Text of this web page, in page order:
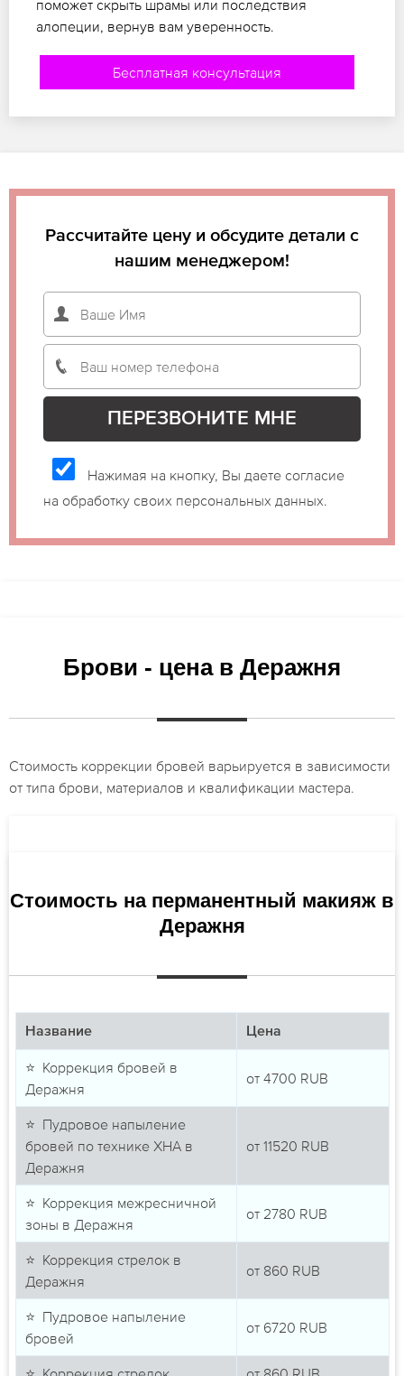
поможет скрыть шрамы или последствия
алопеции, вернув вам уверенность.
Бесплатная консультация
Рассчитайте цену и обсудите детали с
нашим менеджером!
Нажимая на кнопку, Вы даете согласие
на обработку своих персональных данных.
Брови - цена в Деражня
Стоимость коррекции бровей варьируется в зависимости
от типа брови, материалов и квалификации мастера.
Стоимость на перманентный макияж в
Деражня
Название Цена
⭐ Коррекция бровей в
Деражня
от 4700 RUB
⭐ Пудровое напыление
бровей по технике ХНА в
Деражня
от 11520 RUB
⭐ Коррекция межресничной
зоны в Деражня
от 2780 RUB
⭐ Коррекция стрелок в
Деражня
от 860 RUB
⭐ Пудровое напыление
бровей
от 6720 RUB